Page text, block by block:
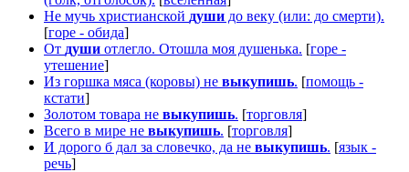
Не мучь христианской души до веку (или: до смерти).
[горе - обида]
От души отлегло. Отошла моя душенька. [горе -
утешение]
Из горшка мяса (коровы) не выкупишь. [помощь -
кстати]
Золотом товара не выкупишь. [торговля]
Всего в мире не выкупишь. [торговля]
И дорого б дал за словечко, да не выкупишь. [язык -
речь]